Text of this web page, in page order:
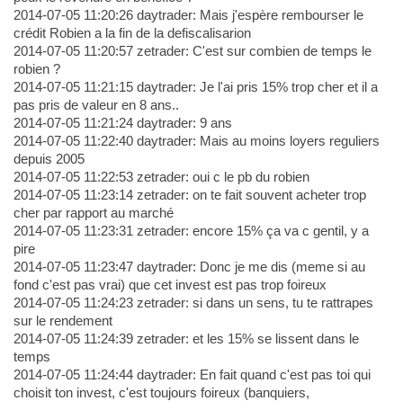
2014-07-05 11:20:26 daytrader: Mais j'espère rembourser le
crédit Robien a la fin de la defiscalisarion
2014-07-05 11:20:57 zetrader: C'est sur combien de temps le
robien ?
2014-07-05 11:21:15 daytrader: Je l'ai pris 15% trop cher et il a
pas pris de valeur en 8 ans..
2014-07-05 11:21:24 daytrader: 9 ans
2014-07-05 11:22:40 daytrader: Mais au moins loyers reguliers
depuis 2005
2014-07-05 11:22:53 zetrader: oui c le pb du robien
2014-07-05 11:23:14 zetrader: on te fait souvent acheter trop
cher par rapport au marché
2014-07-05 11:23:31 zetrader: encore 15% ça va c gentil, y a
pire
2014-07-05 11:23:47 daytrader: Donc je me dis (meme si au
fond c'est pas vrai) que cet invest est pas trop foireux
2014-07-05 11:24:23 zetrader: si dans un sens, tu te rattrapes
sur le rendement
2014-07-05 11:24:39 zetrader: et les 15% se lissent dans le
temps
2014-07-05 11:24:44 daytrader: En fait quand c'est pas toi qui
choisit ton invest, c'est toujours foireux (banquiers,